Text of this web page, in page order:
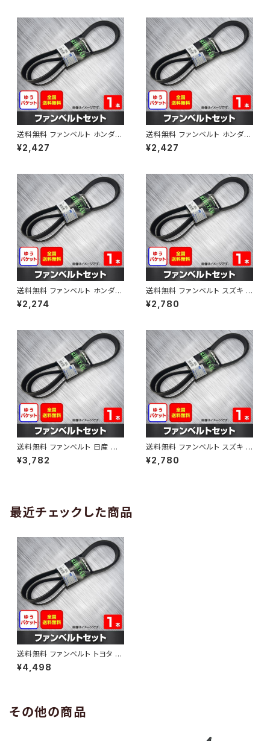
送料無料 ファンベルト ホンダ
ゼスト 型式JE1 H18.03～H24.
11 （国内トップメーカー） 1本 H
¥2,427
送料無料 ファンベルト ホンダ ラ
イフ 型式JB6 H15.09～H20.1
1 （国内トップメーカー） 1本 HA
¥2,427
送料無料 ファンベルト ホンダ フ
ィット 型式GE6 H19.10～H25.
09 （国内トップメーカー） 1本 H
¥2,274
送料無料 ファンベルト スズキ ス
ペーシア 型式MK32S H25.03
～H30.02 （国内トップメーカ
¥2,780
送料無料 ファンベルト 日産 キ
ューブ 型式Z12 H20.11～H24.
10 （国内トップメーカー） 1本 H
¥3,782
送料無料 ファンベルト スズキ ワ
ゴンR 型式MH34S H24.09～
H29.02 （国内トップメーカー）
¥2,780
最近チェックした商品
送料無料 ファンベルト トヨタ ハ
イエース 型式KDH227B H17.
01～H19.09 （国内トップメーカ
¥4,498
その他の商品